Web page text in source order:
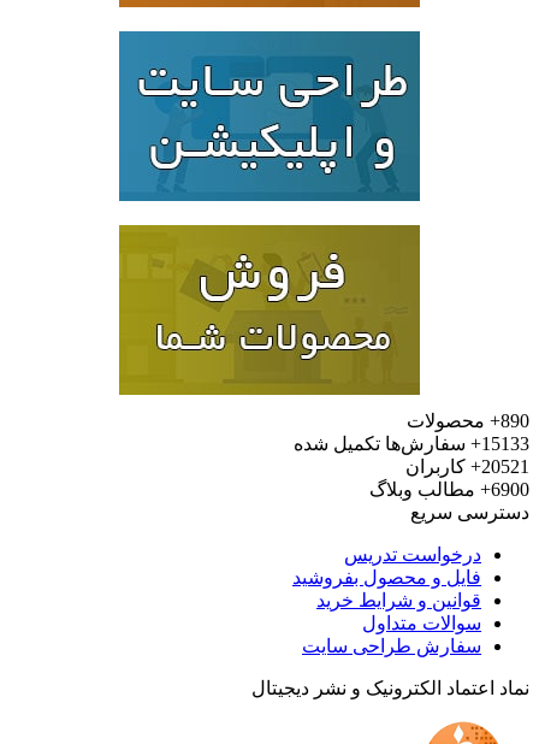
محصولات
سفارش‌ها تکمیل شده
کاربران
مطالب وبلاگ
سریع
درخواست تدریس
فایل و محصول بفروشید
قوانین و شرایط خرید
سوالات متداول
سفارش طراحی سایت
اعتماد الکترونیک و نشر دیجیتال